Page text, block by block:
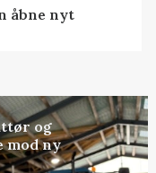
åbne nyt
og
mod ny